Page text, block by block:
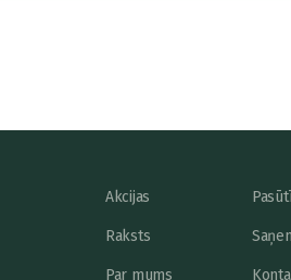
Akcijas
Raksts
Par mums